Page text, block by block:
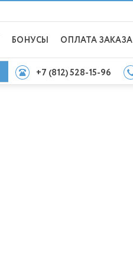
БОНУСЫ ОПЛАТА ЗАКАЗА
+7 (812) 528-15-96